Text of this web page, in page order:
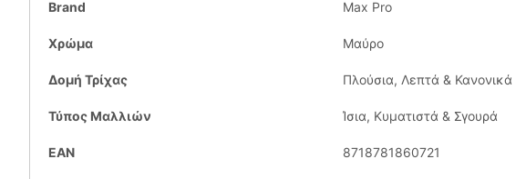
Brand Max Pro
Χρώμα Μαύρο
Δομή Τρίχας Πλούσια, Λεπτά & Κανονικά
Τύπος Μαλλιών Ίσια, Κυματιστά & Σγουρά
EAN 8718781860721